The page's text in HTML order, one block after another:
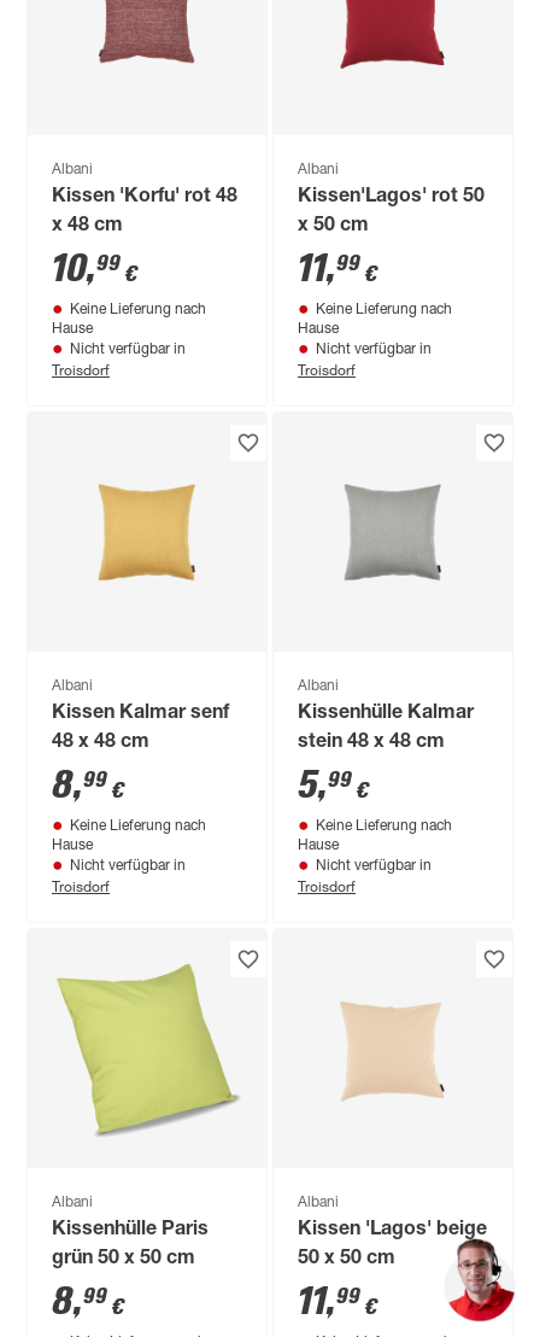
Albani
Kissen 'Korfu' rot 48
x 48 cm
10,99 €
Keine Lieferung nach
Hause
Nicht verfügbar in
Troisdorf
Albani
Kissen'Lagos' rot 50
x 50 cm
11,99 €
Keine Lieferung nach
Hause
Nicht verfügbar in
Troisdorf
Albani
Kissen Kalmar senf
48 x 48 cm
8,99 €
Keine Lieferung nach
Hause
Nicht verfügbar in
Troisdorf
Albani
Kissenhülle Kalmar
stein 48 x 48 cm
5,99 €
Keine Lieferung nach
Hause
Nicht verfügbar in
Troisdorf
Albani
Kissenhülle Paris
grün 50 x 50 cm
8,99 €
Albani
Kissen 'Lagos' beige
50 x 50 cm
11,99 €